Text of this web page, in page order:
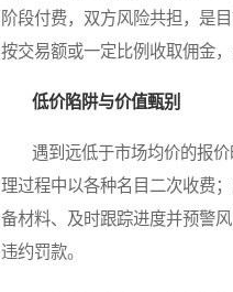
阶段付费，双方风险共担，是
按交易额或一定比例收取佣金
低价陷阱与价值甄别
遇到远低于市场均价的报价
理过程中以各种名目二次收费
备材料、及时跟踪进度并预警
违约罚款。